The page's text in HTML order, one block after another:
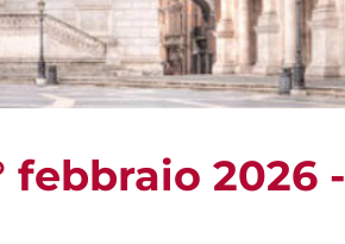
febbraio 2026 -